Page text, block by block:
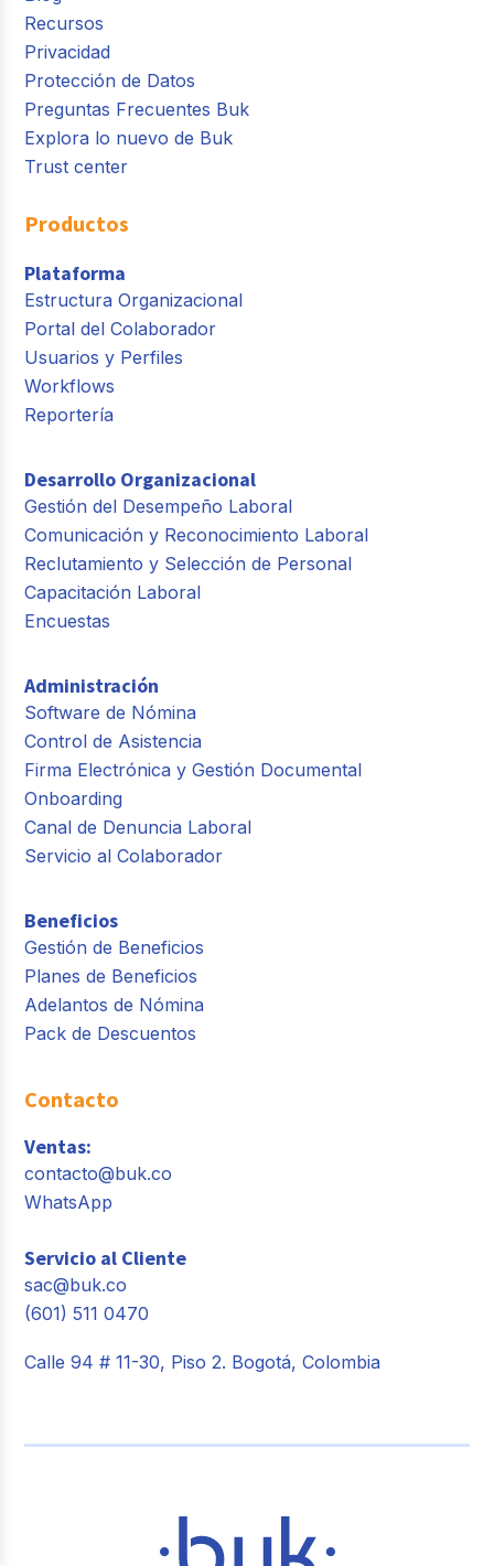
Recursos
Privacidad
Protección de Datos
Preguntas Frecuentes Buk
Explora lo nuevo de Buk
Trust center
Productos
Plataforma
Estructura Organizacional
Portal del Colaborador
Usuarios y Perfiles
Workflows
Reportería
Desarrollo Organizacional
Gestión del Desempeño Laboral
Comunicación y Reconocimiento Laboral
Reclutamiento y Selección de Personal
Capacitación Laboral
Encuestas
Administración
Software de Nómina
Control de Asistencia
Firma Electrónica y Gestión Documental
Onboarding
Canal de Denuncia Laboral
Servicio al Colaborador
Beneficios
Gestión de Beneficios
Planes de Beneficios
Adelantos de Nómina
Pack de Descuentos
Contacto
Ventas:
contacto@buk.co
WhatsApp
Servicio al Cliente
sac@buk.co
(601) 511 0470
Calle 94 # 11-30, Piso 2. Bogotá, Colombia